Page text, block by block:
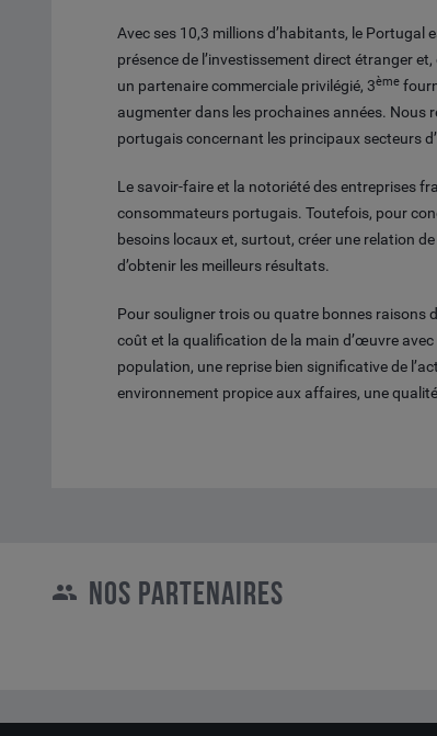
Avec ses 10,3 millions d’habitants, le
présence de l’investissement direct étranger
un partenaire commerciale privilégié, 3ème
augmenter dans les prochaines années.
portugais concernant les principaux secteurs
Le savoir-faire et la notoriété des entreprises
consommateurs portugais. Toutefois, pour
besoins locaux et, surtout, créer une relation
d’obtenir les meilleurs résultats.
Pour souligner trois ou quatre bonnes raisons
coût et la qualification de la main d’œuvre
population, une reprise bien significative de
environnement propice aux affaires, une
NOS PARTENAIRES